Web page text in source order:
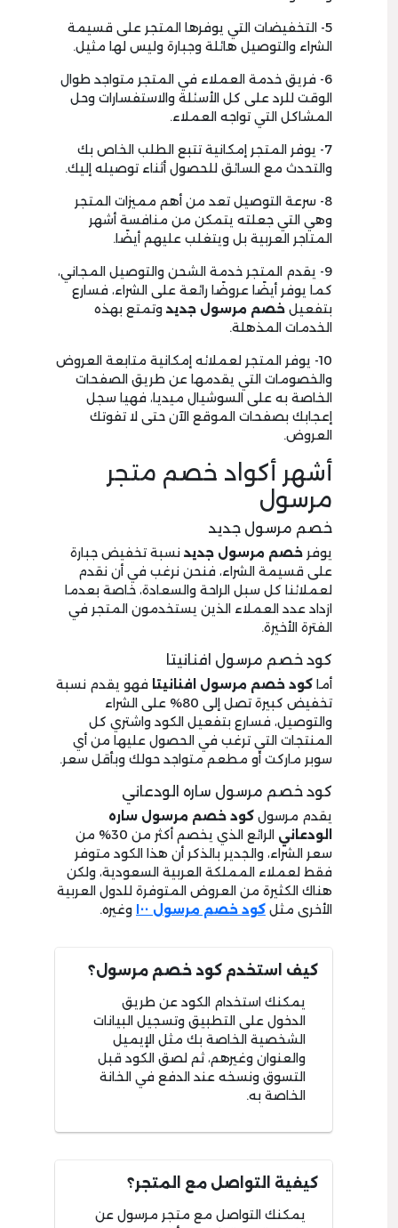
5- التخفيضات التي يوفرها المتجر على قسيمة
الشراء والتوصيل هائلة وجبارة وليس لها مثيل.
6- فريق خدمة العملاء في المتجر متواجد طوال
الوقت للرد على كل الأسئلة والاستفسارات وحل
المشاكل التي تواجه العملاء.
7- يوفر المتجر إمكانية تتبع الطلب الخاص بك
والتحدث مع السائق للحصول أثناء توصيله إليك.
8- سرعة التوصيل تعد من أهم مميزات المتجر
وهي التي جعلته يتمكن من منافسة أشهر
المتاجر العربية بل ويتغلب عليهم أيضًا.
9- يقدم المتجر خدمة الشحن والتوصيل المجاني،
كما يوفر أيضًا عروضًا رائعة على الشراء، فسارع
بتفعيل خصم مرسول جديد وتمتع بهذه
الخدمات المذهلة.
10- يوفر المتجر لعملائه إمكانية متابعة العروض
والخصومات التي يقدمها عن طريق الصفحات
الخاصة به على السوشيال ميديا، فهيا سجل
إعجابك بصفحات الموقع الآن حتى لا تفوتك
العروض.
أشهر أكواد خصم متجر
مرسول
خصم مرسول جديد
يوفر خصم مرسول جديد نسبة تخفيض جبارة
على قسيمة الشراء، فنحن نرغب في أن نقدم
لعملائنا كل سبل الراحة والسعادة، خاصة بعدما
ازداد عدد العملاء الذين يستخدمون المتجر في
الفترة الأخيرة.
كود خصم مرسول افنانيتا
أما كود خصم مرسول افنانيتا فهو يقدم نسبة
تخفيض كبيرة تصل إلى 80% على الشراء
والتوصيل، فسارع بتفعيل الكود واشتري كل
المنتجات التي ترغب في الحصول عليها من أي
سوبر ماركت أو مطعم متواجد حولك وبأقل سعر.
كود خصم مرسول ساره الودعاني
يقدم مرسول كود خصم مرسول ساره
الودعاني
الرائع الذي يخصم أكثر من 30% من
سعر الشراء، والجدير بالذكر أن هذا الكود متوفر
فقط لعملاء المملكة العربية السعودية، ولكن
هناك الكثيرة من العروض المتوفرة للدول العربية
الأخرى مثل كود خصم مرسول ١٠٠ وغيره.
كيف استخدم كود خصم مرسول؟
يمكنك استخدام الكود عن طريق
الدخول على التطبيق وتسجيل البيانات
الشخصية الخاصة بك مثل الإيميل
والعنوان وغيرهم، ثم لصق الكود قبل
التسوق ونسخه عند الدفع في الخانة
الخاصة به.
كيفية التواصل مع المتجر؟
يمكنك التواصل مع متجر مرسول عن